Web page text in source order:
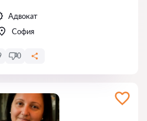
Адвокат
София
0